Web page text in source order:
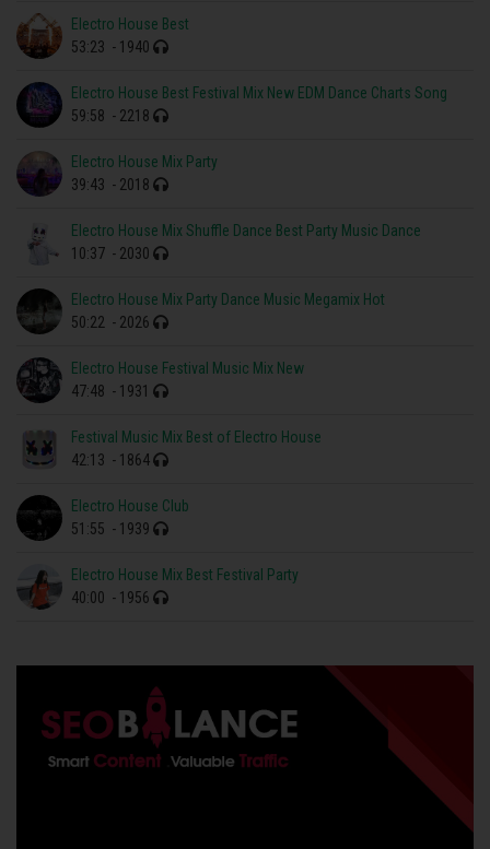
Electro House Best
53:23 - 1940
Electro House Best Festival Mix New EDM Dance Charts Song
59:58 - 2218
Electro House Mix Party
39:43 - 2018
Electro House Mix Shuffle Dance Best Party Music Dance
10:37 - 2030
Electro House Mix Party Dance Music Megamix Hot
50:22 - 2026
Electro House Festival Music Mix New
47:48 - 1931
Festival Music Mix Best of Electro House
42:13 - 1864
Electro House Club
51:55 - 1939
Electro House Mix Best Festival Party
40:00 - 1956